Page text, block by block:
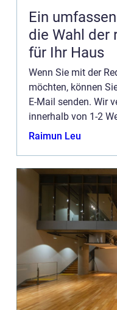
Ein
die Wahl der
für Ihr Haus
Wenn Sie mit der
möchten, können
E-Mail senden. Wir
innerhalb von 1-2
freuen uns auch
Raimun Leu